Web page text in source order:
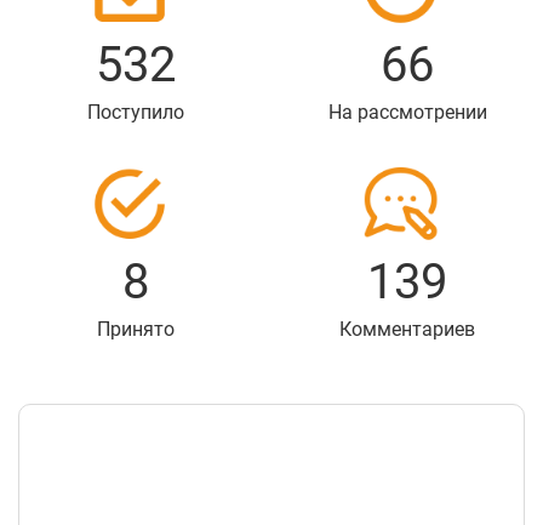
532
Поступило
66
На рассмотрении
8
Принято
139
Комментариев